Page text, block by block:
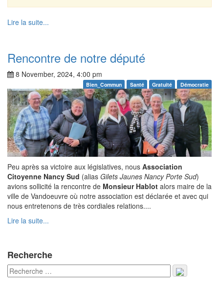
Lire la suite...
Rencontre de notre député
8 November, 2024, 4:00 pm
Bien_Commun Santé Gratuité Démocratie
Peu après sa victoire aux législatives, nous Association
Citoyenne Nancy Sud (alias Gilets Jaunes Nancy Porte Sud)
avions sollicité la rencontre de Monsieur Hablot alors maire de la
ville de Vandoeuvre où notre association est déclarée et avec qui
nous entretenons de très cordiales relations....
Lire la suite...
Recherche